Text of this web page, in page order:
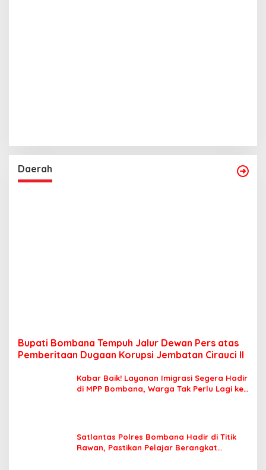
Daerah
Bupati Bombana Tempuh Jalur Dewan Pers atas
Pemberitaan Dugaan Korupsi Jembatan Cirauci II
Kabar Baik! Layanan Imigrasi Segera Hadir
di MPP Bombana, Warga Tak Perlu Lagi ke
Satlantas Polres Bombana Hadir di Titik
Rawan, Pastikan Pelajar Berangkat